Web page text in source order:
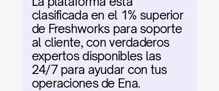
clasificada en el 1% superior
de Freshworks para soporte
al cliente, con verdaderos
expertos disponibles las
24/7 para ayudar con tus
operaciones de Ena.